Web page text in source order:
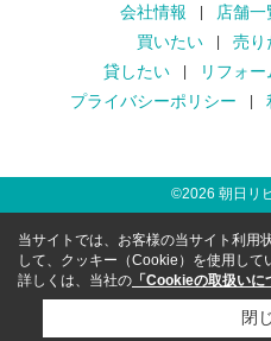
会社情報 店舗一
買いたい
売り
貸したい
リフォー
プライバシーポリシー
©2026 朝日リ
当サイトでは、お客様の当サイト利用
して、クッキー（Cookie）を使用して
詳しくは、当社の 「Cookieの取扱いに
閉